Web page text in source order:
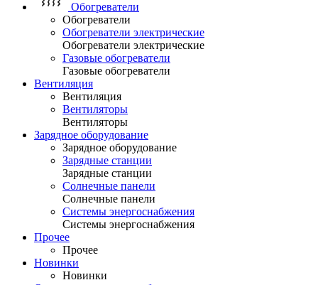
Обогреватели
Обогреватели
Обогреватели электрические
Обогреватели электрические
Газовые обогреватели
Газовые обогреватели
Вентиляция
Вентиляция
Вентиляторы
Вентиляторы
Зарядное оборудование
Зарядное оборудование
Зарядные станции
Зарядные станции
Солнечные панели
Солнечные панели
Системы энергоснабжения
Системы энергоснабжения
Прочее
Прочее
Новинки
Новинки